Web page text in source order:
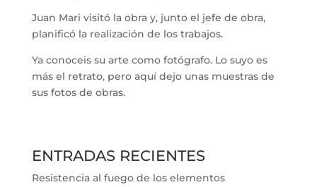
Juan Mari visitó la obra y, junto el jefe de obra,
planificó la realización de los trabajos.
Ya conoceis su arte como fotógrafo. Lo suyo es
más el retrato, pero aquí dejo unas muestras de
sus fotos de obras.
ENTRADAS RECIENTES
Resistencia al fuego de los elementos